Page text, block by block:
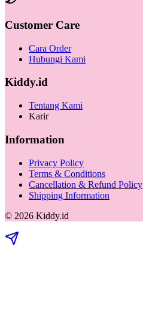
Customer Care
Cara Order
Hubungi Kami
Kiddy.id
Tentang Kami
Karir
Information
Privacy Policy
Terms & Conditions
Cancellation & Refund Policy
Shipping Information
© 2026 Kiddy.id